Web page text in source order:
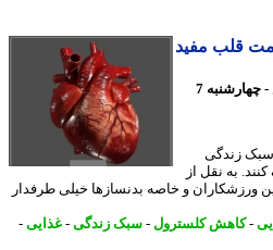
قلب مفید
11 روز پیش - چهارشنبه 7
زندگی
نقل از
و خاصه بدنسازها خیلی طرفدار
کاهش کلسترول-سبک زندگی-غذایی-